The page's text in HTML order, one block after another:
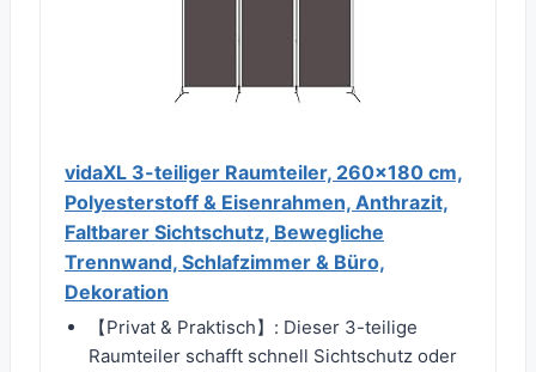
vidaXL 3-teiliger Raumteiler, 260x180 cm,
Polyesterstoff & Eisenrahmen, Anthrazit,
Faltbarer Sichtschutz, Bewegliche
Trennwand, Schlafzimmer & Büro,
Dekoration
【Privat & Praktisch】: Dieser 3-teilige
Raumteiler schafft schnell Sichtschutz oder